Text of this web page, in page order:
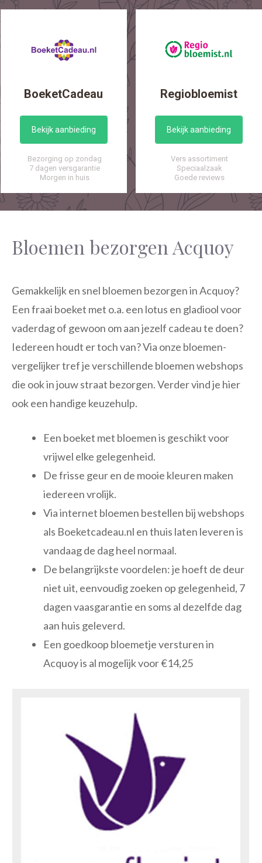
BoeketCadeau
Bekijk aanbieding
Bezorging op zondag
7 dagen versgarantie
Morgen in huis
Regiobloemist
Bekijk aanbieding
Vers assortiment
Speciaalzaak
Goede reviews
Bloemen bezorgen Acquoy
Gemakkelijk en snel bloemen bezorgen in Acquoy?
Een fraai boeket met o.a. een lotus en gladiool voor
vaderdag of gewoon om aan jezelf cadeau te doen?
Iedereen houdt er toch van? Via onze bloemen-
vergelijker tref je verschillende bloemen webshops
die ook in jouw straat bezorgen. Verder vind je hier
ook een handige keuzehulp.
Een boeket met bloemen is geschikt voor
vrijwel elke gelegenheid.
De frisse geur en de mooie kleuren maken
iedereen vrolijk.
Via internet bloemen bestellen bij webshops
als Boeketcadeau.nl en thuis laten leveren is
vandaag de dag heel normaal.
De belangrijkste voordelen: je hoeft de deur
niet uit, eenvoudig zoeken op gelegenheid, 7
dagen vaasgarantie en soms al dezelfde dag
aan huis geleverd.
Een goedkoop bloemetje versturen in
Acquoy is al mogelijk voor €14,25